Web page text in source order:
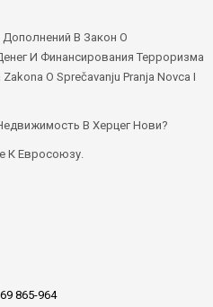
В Закон О
И Финансирования Терроризма
O Sprečavanju Pranja Novca I
В Херцег Нови?
К Евросоюзу.
865-964